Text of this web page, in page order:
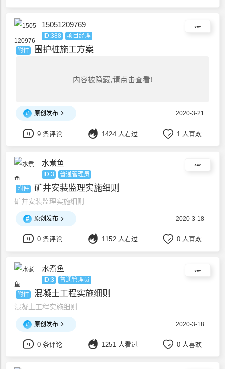
15051209769
ID:388 项目经理
附件 围护桩施工方案
内容被隐藏,请点击查看!
# 原创发布 2020-3-21
9 条评论 1424 人看过 1 人喜欢
水煮鱼
ID:3 普通管理员
附件 矿井安装监理实施细则
矿井安装监理实施细则
# 原创发布 2020-3-18
0 条评论 1152 人看过 0 人喜欢
水煮鱼
ID:3 普通管理员
附件 混凝土工程实施细则
混凝土工程实施细则
# 原创发布 2020-3-18
0 条评论 1251 人看过 0 人喜欢